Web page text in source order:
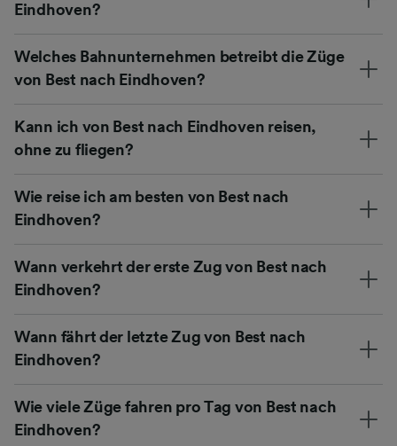
Eindhoven?
Welches Bahnunternehmen betreibt die Züge
von Best nach Eindhoven?
Kann ich von Best nach Eindhoven reisen,
ohne zu fliegen?
Wie reise ich am besten von Best nach
Eindhoven?
Wann verkehrt der erste Zug von Best nach
Eindhoven?
Wann fährt der letzte Zug von Best nach
Eindhoven?
Wie viele Züge fahren pro Tag von Best nach
Eindhoven?